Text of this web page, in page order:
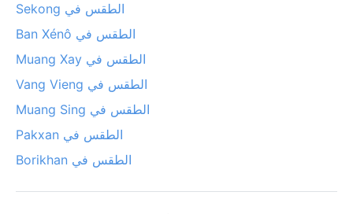
الطقس في Sekong
الطقس في Ban Xénô
الطقس في Muang Xay
الطقس في Vang Vieng
الطقس في Muang Sing
الطقس في Pakxan
الطقس في Borikhan